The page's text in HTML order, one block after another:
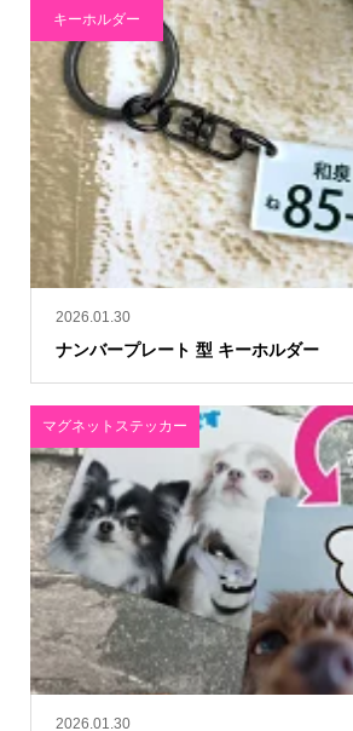
2026.01.30
ナンバープレート 型 キーホルダー
キーホルダー
2026.01.30
マグネットステッカー